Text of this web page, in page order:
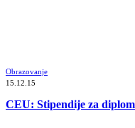
Obrazovanje
15.12.15
CEU: Stipendije za